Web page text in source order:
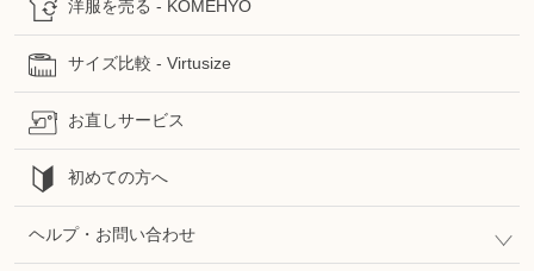
洋服を売る - KOMEHYO
サイズ比較 - Virtusize
お直しサービス
初めての方へ
ヘルプ・お問い合わせ